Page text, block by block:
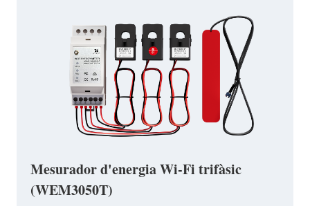
Mesurador d'energia Wi-Fi trifàsic
(WEM3050T)